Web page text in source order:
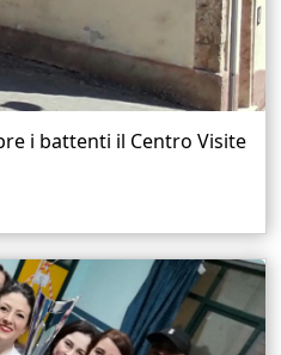
i battenti il Centro Visite